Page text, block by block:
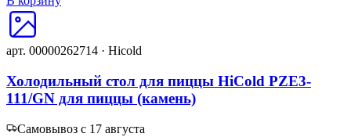
арт. 00000262714 · Hicold
Холодильный стол для пиццы HiCold PZE3-
111/GN для пиццы (камень)
Самовывоз с 17 августа